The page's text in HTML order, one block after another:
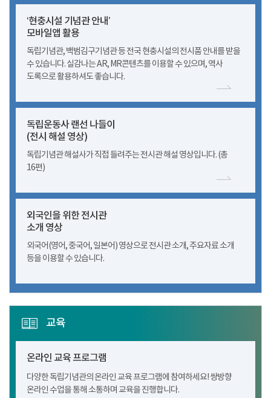
‘현충시설 기념관 안내’
모바일앱 활용
독립기념관, 백범김구기념관 등 전국 현충시설의 전시품 안내를 받을
수 있습니다. 실감나는 AR, MR콘텐츠를 이용할 수 있으며, 역사
도록으로 활용하셔도 좋습니다.
독립운동사 랜선 나들이
(전시 해설 영상)
독립기념관 해설사가 직접 들려주는 전시관 해설 영상입니다. (총
16편)
외국인을 위한 전시관
소개 영상
외국어(영어, 중국어, 일본어) 영상으로 전시관 소개, 주요자료 소개
등을 이용할 수 있습니다.
교육
온라인 교육 프로그램
다양한 독립기념관의 온라인 교육 프로그램에 참여하세요! 쌍방향
온라인 수업을 통해 소통하며 교육을 진행합니다.